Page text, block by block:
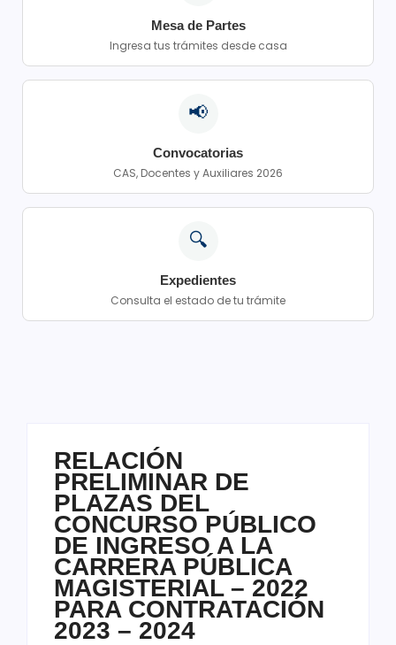
Mesa de Partes
Ingresa tus trámites desde casa
📢
Convocatorias
CAS, Docentes y Auxiliares 2026
🔍
Expedientes
Consulta el estado de tu trámite
RELACIÓN
PRELIMINAR DE
PLAZAS DEL
CONCURSO PÚBLICO
DE INGRESO A LA
CARRERA PÚBLICA
MAGISTERIAL – 2022
PARA CONTRATACIÓN
2023 – 2024